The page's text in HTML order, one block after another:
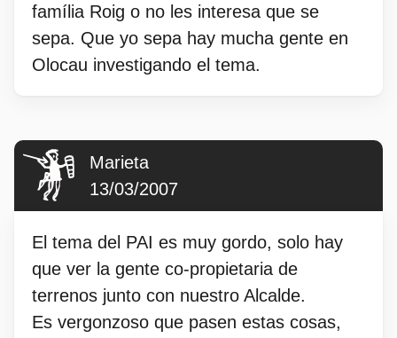
família Roig o no les interesa que se
sepa. Que yo sepa hay mucha gente en
Olocau investigando el tema.
Marieta
13/03/2007
El tema del PAI es muy gordo, solo hay
que ver la gente co-propietaria de
terrenos junto con nuestro Alcalde.
Es vergonzoso que pasen estas cosas,